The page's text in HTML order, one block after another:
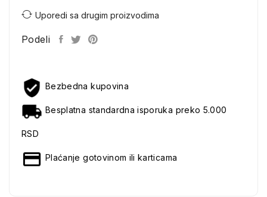
Uporedi sa drugim proizvodima
Podeli
Bezbedna kupovina
Besplatna standardna isporuka preko 5.000
RSD
Plaćanje gotovinom ili karticama